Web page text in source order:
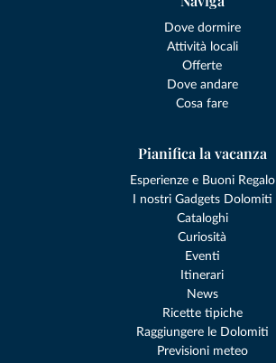
Dove dormire
Attività locali
Offerte
Dove andare
Cosa fare
Pianifica la vacanza
Esperienze e Buoni Regalo
I nostri Gadgets Dolomiti
Cataloghi
Curiosità
Eventi
Itinerari
News
Ricette tipiche
Raggiungere le Dolomiti
Previsioni meteo